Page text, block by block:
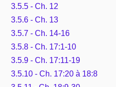
3.5.5 - Ch. 12
3.5.6 - Ch. 13
3.5.7 - Ch. 14-16
3.5.8 - Ch. 17:1-10
3.5.9 - Ch. 17:11-19
3.5.10 - Ch. 17:20 à 18:8